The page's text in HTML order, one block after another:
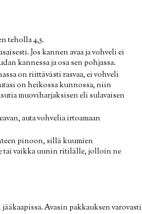
teholla 4,5.
Jos kannen avaa ja vohveli ei
kannessa ja osa sen pohjassa.
on riittävästi rasvaa, ei vohveli
on heikossa kunnossa, niin
muoviharjaksisen eli sulavaisen
auta vohvelia irtoamaan
pinoon, sillä kuumien
tai vaikka uunin ritilälle, jolloin ne
Avasin pakkauksen varovasti